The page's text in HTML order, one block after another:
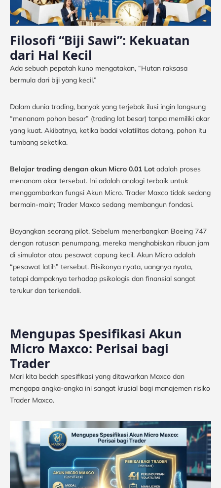
Filosofi “Biji Sawi”: Kekuatan
dari Hal Kecil
Ada sebuah pepatah kuno mengatakan, “Hutan raksasa
bermula dari biji yang kecil.”
Dalam dunia trading, banyak yang terjebak ilusi ingin langsung
“menanam pohon besar” (trading lot besar) tanpa memiliki akar
yang kuat. Akibatnya, ketika badai volatilitas datang, pohon itu
tumbang seketika.
Belajar trading dengan akun Micro 0.01 Lot adalah proses
menanam akar tersebut. Ini adalah analogi terbaik untuk
menggambarkan fungsi Akun Micro. Trader Maxco tidak sedang
bermain-main; Trader Maxco sedang membangun fondasi.
Bayangkan seorang pilot. Sebelum menerbangkan Boeing 747
dengan ratusan penumpang, mereka menghabiskan ribuan jam
di simulator atau pesawat capung kecil. Akun Micro adalah
“pesawat latih” tersebut. Risikonya nyata, uangnya nyata,
tetapi dampaknya terhadap psikologis dan finansial sangat
terukur dan terkendali.
Mengupas Spesifikasi Akun
Micro Maxco: Perisai bagi
Trader
Mari kita bedah spesifikasi yang ditawarkan Maxco dan
mengapa angka-angka ini sangat krusial bagi manajemen risiko
Trader Maxco.